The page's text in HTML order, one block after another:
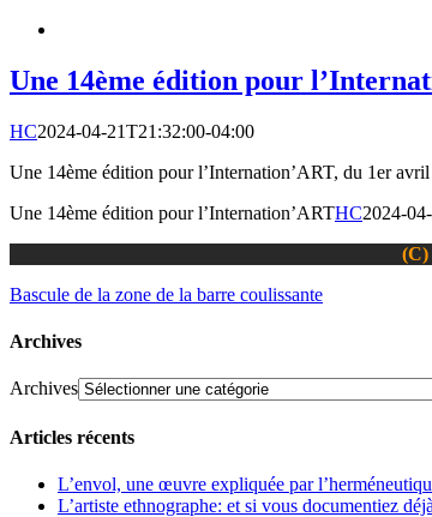
Une 14ème édition pour
HC2024-04-21T21:32:00-04:00
Une 14ème édition pour l’Internation’ART, du 1er
Une 14ème édition pour l’Internation’ARTHC2024-
(C)
Bascule de la zone de la barre coulissante
Archives
Archives
Articles récents
L’envol, une œuvre expliquée par
L’artiste ethnographe: et si vous documentiez